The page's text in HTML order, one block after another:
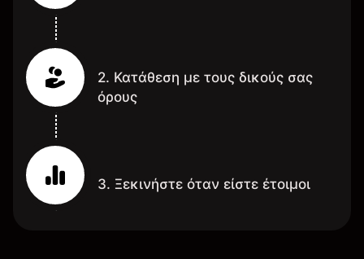
2. Κατάθεση με τους δικούς σας
όρους
3. Ξεκινήστε όταν είστε έτοιμοι